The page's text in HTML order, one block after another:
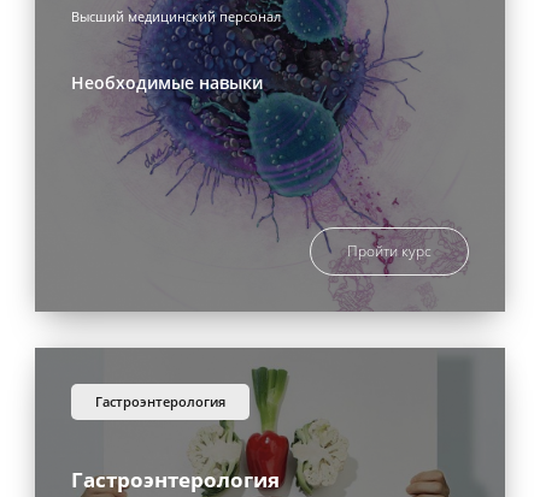
Высший медицинский персонал
Необходимые навыки
Пройти курс
гастроэнтерология
Гастроэнтерология